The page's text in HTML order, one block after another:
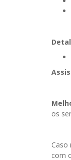
os
Caso
com